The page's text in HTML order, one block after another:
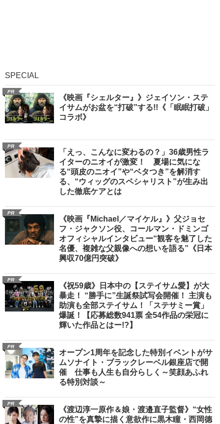
SPECIAL
PR
《映画『シェルター』》ジェイソン・ステ
イサムがお盆を“打破”する!!《「眠眠打破」
コラボ》
PR
「えっ、こんなに変わるの？」36歳男性ラ
イターのニオイが激変！ 夏場に気にな
る“頭皮のニオイ”や“ベタつき”を解消す
る、“ウィッグのスペシャリスト”が生み出
した徹底ケアとは
PR
《映画『Michael／マイケル』》父ジョセ
フ・ジャクソン役、コールマン・ドミンゴ
オフィシャルインタビュー“観客を魅了した
名優、複雑な父親像への想いを語る”《日本
興収70億円突破》
PR
《祝59歳》日本中の【ステイサム愛】が大
暴走！ “勝手に”生誕祭試写会開催！ 主演も
助演も全部ステイサム！「ステサミー賞」
爆誕！【応募総数941票 全54作品の栄冠に
輝いた作品とはー!?】
PR
オープン1周年を記念した特別イベントがサ
ムソナイト・ブラックレーベル銀座店で開
催 仕事も人生も自分らしく～笑顔あふれ
る特別対談～
PR
《渡辺淳一原作＆娘・渡邉直子監督》“女性
の性”を真摯に描く意欲作に黒木瞳・西岡德